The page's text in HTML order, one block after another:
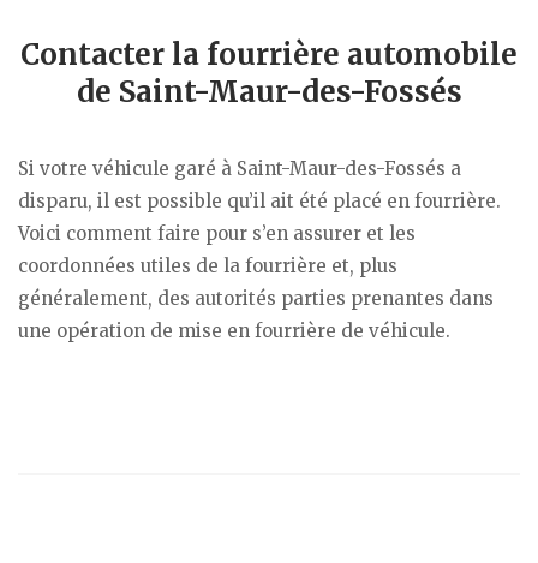
Contacter la fourrière automobile
de Saint-Maur-des-Fossés
Si votre véhicule garé à Saint-Maur-des-Fossés a
disparu, il est possible qu’il ait été placé en fourrière.
Voici comment faire pour s’en assurer et les
coordonnées utiles de la fourrière et, plus
généralement, des autorités parties prenantes dans
une opération de mise en fourrière de véhicule.